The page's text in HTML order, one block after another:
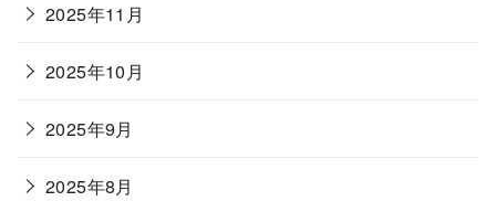
2025年11月
2025年10月
2025年9月
2025年8月